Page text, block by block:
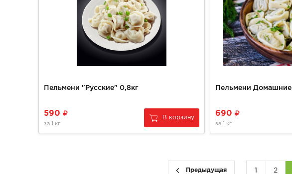
Пельмени "Русские" 0,8кг
590
за 1 кг
В корзину
Пельмени Домашние
690
за 1 кг
Предыдущая 1 2